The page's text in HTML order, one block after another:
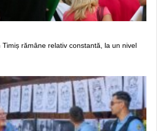
Timiș rămâne relativ constantă, la un nivel